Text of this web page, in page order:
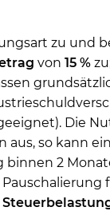
zu und
von 15 %
Die
aus, so kann
2